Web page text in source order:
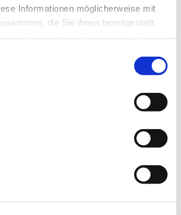
Informationen möglicherweise mit
die Sie ihnen bereitgestellt
© Martin Forciniti
6. September 2026, 10:30
Friedrich-Ebert-Str.
Orgel: Hans-